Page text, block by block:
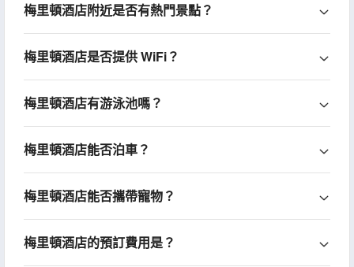
梅里頓酒店附近是否有熱門景點？
梅里頓酒店是否提供 WiFi？
梅里頓酒店有游泳池嗎？
梅里頓酒店能否泊車？
梅里頓酒店能否攜帶寵物？
梅里頓酒店的預訂費用是？